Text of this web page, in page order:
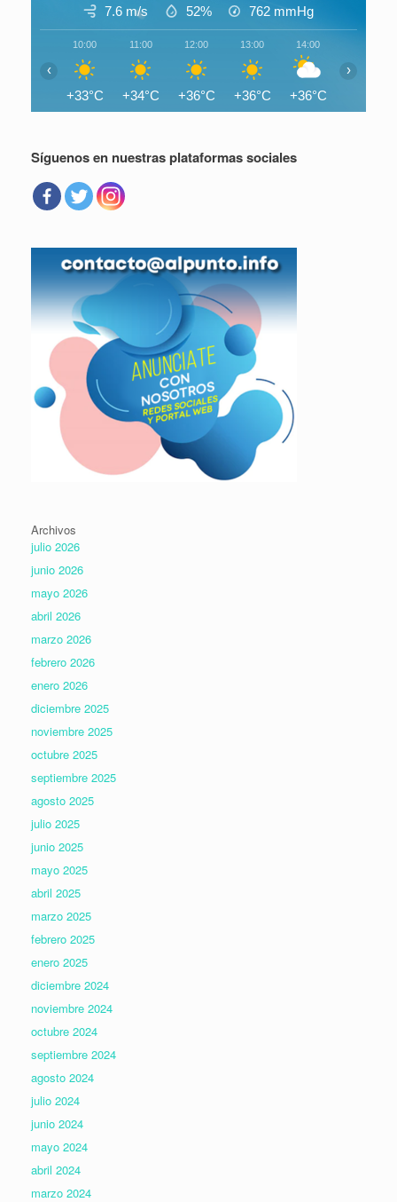
7.6 m/s 52% 762 mmHg
10:00
+33°C
11:00
+34°C
12:00
+36°C
13:00
+36°C
14:00
+36°C
‹ ›
Síguenos en nuestras plataformas sociales
Archivos
julio 2026
junio 2026
mayo 2026
abril 2026
marzo 2026
febrero 2026
enero 2026
diciembre 2025
noviembre 2025
octubre 2025
septiembre 2025
agosto 2025
julio 2025
junio 2025
mayo 2025
abril 2025
marzo 2025
febrero 2025
enero 2025
diciembre 2024
noviembre 2024
octubre 2024
septiembre 2024
agosto 2024
julio 2024
junio 2024
mayo 2024
abril 2024
marzo 2024